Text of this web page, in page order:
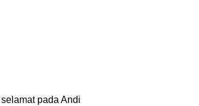
pada Andi